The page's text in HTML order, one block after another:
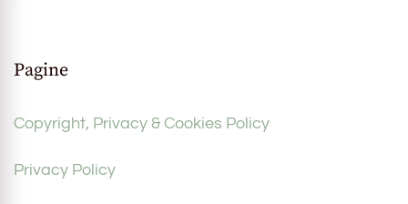
Pagine
Copyright, Privacy & Cookies Policy
Privacy Policy